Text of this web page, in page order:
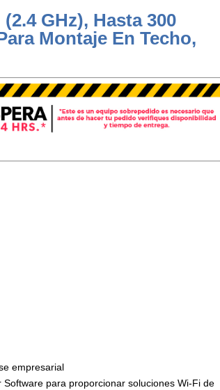
GHz), Hasta 300
Montaje En Techo,
empresarial
para proporcionar soluciones Wi-Fi de